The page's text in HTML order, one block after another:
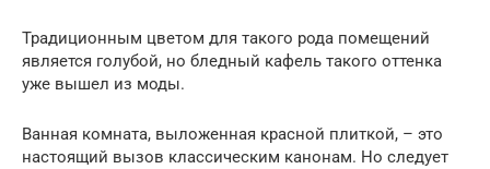
Традиционным цветом для такого рода помещений
является голубой, но бледный кафель такого оттенка
уже вышел из моды.
Ванная комната, выложенная красной плиткой, – это
настоящий вызов классическим канонам. Но следует